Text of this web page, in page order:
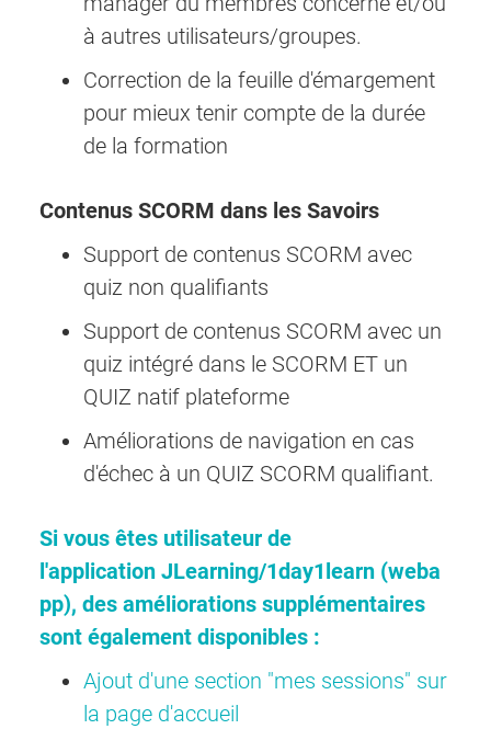
à autres utilisateurs/groupes.
Correction de la feuille d'émargement
pour mieux tenir compte de la durée
de la formation
Contenus SCORM dans les Savoirs
Support de contenus SCORM avec
quiz non qualifiants
Support de contenus SCORM avec un
quiz intégré dans le SCORM ET un
QUIZ natif plateforme
Améliorations de navigation en cas
d'échec à un QUIZ SCORM qualifiant.
Si vous êtes utilisateur de
l'application JLearning/1day1learn (weba
pp), des améliorations supplémentaires
sont également disponibles :
Ajout d'une section "mes sessions" sur
la page d'accueil